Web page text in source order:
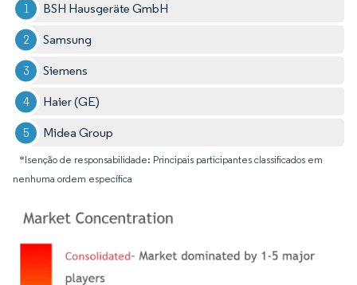
BSH Hausgeräte GmbH
Samsung
Siemens
Haier (GE)
Midea Group
*Isenção de responsabilidade: Principais participantes classificados em
nenhuma ordem específica